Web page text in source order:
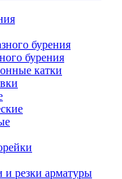
бурения
бурения
катки